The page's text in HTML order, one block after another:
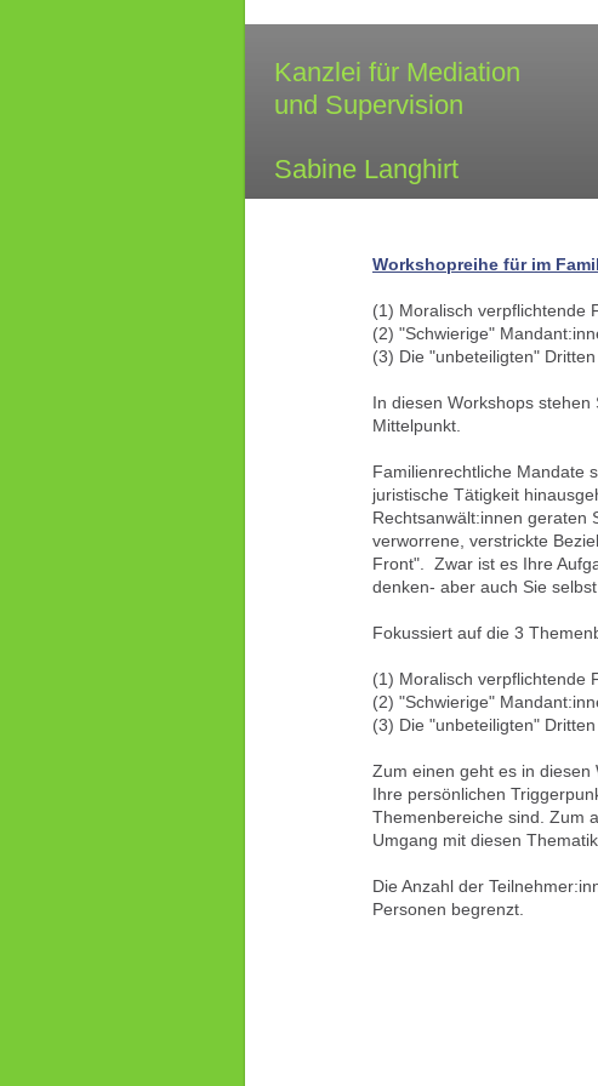
Kanzlei für
und Supervision
Sabine
Workshopreihe für im
(1) Moralisch verpflichtende
(2) "Schwierige"
(3) Die "unbeteiligten" Dritten
In diesen Workshops
Mittelpunkt.
Familienrechtliche Mandate
juristische Tätigkeit
Rechtsanwält:innen geraten
verworrene, verstrickte
Front". Zwar ist es Ihre
denken- aber auch Sie
Fokussiert auf die 3
(1) Moralisch verpflichtende
(2) "Schwierige"
(3) Die "unbeteiligten" Dritten
Zum einen geht es in
Ihre persönlichen
Themenbereiche sind. Zum
Umgang mit diesen
Die Anzahl der
Personen begrenzt.